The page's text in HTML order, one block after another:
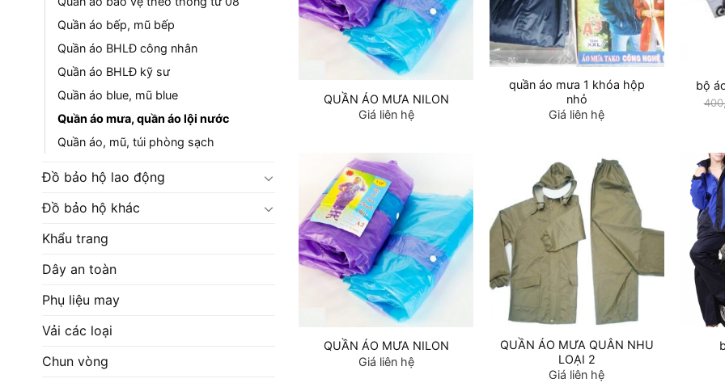
Quần áo bếp, mũ bếp
Quần áo BHLĐ công nhân
Quần áo BHLĐ kỹ sư
Quần áo blue, mũ blue
Quần áo mưa, quần áo lội nước
Quần áo, mũ, túi phòng sạch
Đồ bảo hộ lao động
Đồ bảo hộ khác
Khẩu trang
Dây an toàn
Phụ liệu may
Vải các loại
Chun vòng
QUẦN ÁO MƯA NILON
Giá liên hệ
quần áo mưa 1 khóa hộp
nhỏ
Giá liên hệ
bộ
QUẦN ÁO MƯA NILON
Giá liên hệ
QUẦN ÁO MƯA QUÂN NHU
LOẠI 2
Giá liên hệ